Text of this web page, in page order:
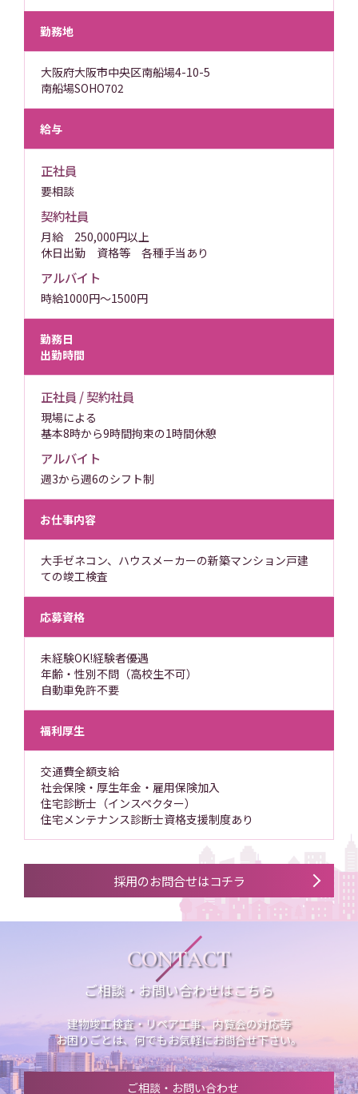
勤務地
大阪府大阪市中央区南船場4-10-5
南船場SOHO702
給与
正社員
要相談
契約社員
月給 250,000円以上
休日出勤 資格等 各種手当あり
アルバイト
時給1000円〜1500円
勤務日
出勤時間
正社員 / 契約社員
現場による
基本8時から9時間拘束の1時間休憩
アルバイト
週3から週6のシフト制
お仕事内容
大手ゼネコン、ハウスメーカーの新築マンション戸建
ての竣工検査
応募資格
未経験OK!経験者優遇
年齢・性別不問（高校生不可）
自動車免許不要
福利厚生
交通費全額支給
社会保険・厚生年金・雇用保険加入
住宅診断士（インスペクター）
住宅メンテナンス診断士資格支援制度あり
採用のお問合せはコチラ
CONTACT
ご相談・お問い合わせはこちら
建物竣工検査・リペア工事、内覧会の対応等
お困りごとは、何でもお気軽にお問合せ下さい。
ご相談・お問い合わせ